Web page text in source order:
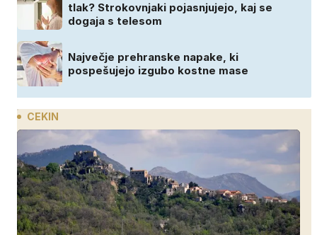
tlak? Strokovnjaki pojasnjujejo, kaj se
dogaja s telesom
Največje prehranske napake, ki
pospešujejo izgubo kostne mase
CEKIN